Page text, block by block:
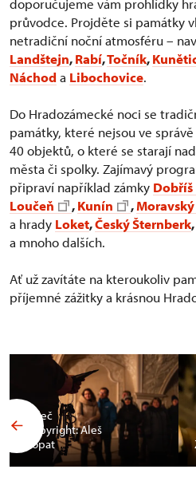
doporučujeme vám prohlídky
průvodce. Projděte si památky
netradiční noční atmosféru –
Landštejn,Rabí,Točník,
Náchoda Libochovice.
Do Hradozámecké noci se
památky, které nejsou ve správě
40 objektů, o které se starají
města či spolky. Zajímavý
připraví například zámky Dobříš
Loučeň
,Kunín ,
a hrady Loket,Český Šternberk,
a mnoho dalších.
Ať už zavítáte na kteroukoliv
příjemné zážitky a krásnou
Valeč
Copyright: Aleš
Vopat